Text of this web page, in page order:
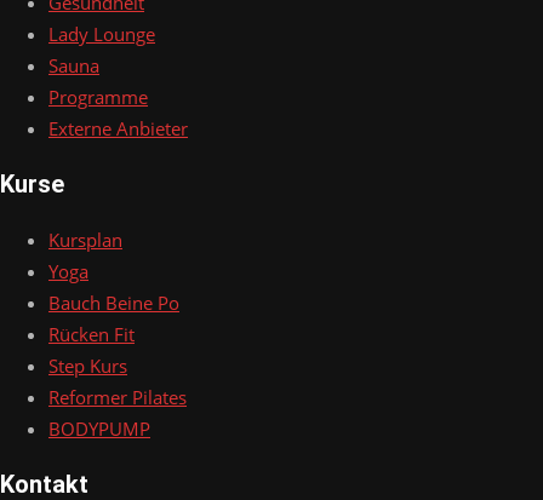
Lady Lounge
Sauna
Programme
Externe Anbieter
Kurse
Kursplan
Yoga
Bauch Beine Po
Rücken Fit
Step Kurs
Reformer Pilates
BODYPUMP
Kontakt